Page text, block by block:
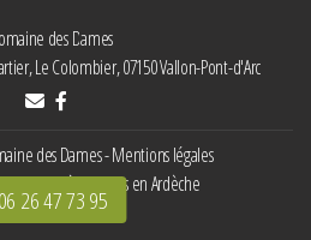
06 26 47 73 95
des Dames
Le Colombier, 07150 Vallon-Pont-d'Arc
des Dames -Mentions légales
internet à Aubenas en Ardèche